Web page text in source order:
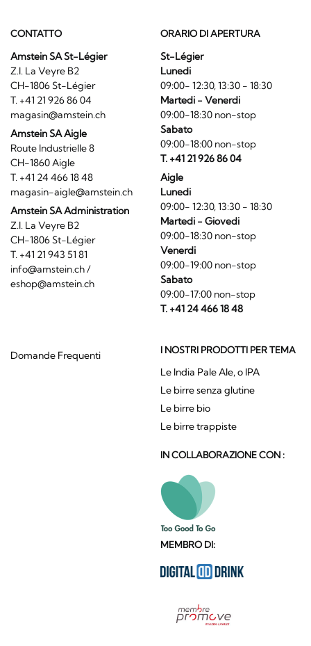
CONTATTO
Amstein SA St-Légier
Z.I. La Veyre B2
CH-1806 St-Légier
T. +41 21 926 86 04
magasin@amstein.ch
Amstein SA Aigle
Route Industrielle 8
CH-1860 Aigle
T. +41 24 466 18 48
magasin-aigle@amstein.ch
Amstein SA Administration
Z.I. La Veyre B2
CH-1806 St-Légier
T. +41 21 943 51 81
info@amstein.ch/
eshop@amstein.ch
ORARIO DI APERTURA
St-Légier
Lunedi
09:00- 12:30, 13:30 - 18:30
Martedi - Venerdi
09:00-18:30 non-stop
Sabato
09:00-18:00 non-stop
T. +41 21 926 86 04
Aigle
Lunedi
09:00- 12:30, 13:30 - 18:30
Martedi - Giovedi
09:00-18:30 non-stop
Venerdi
09:00-19:00 non-stop
Sabato
09:00-17:00 non-stop
T. +41 24 466 18 48
Domande Frequenti I NOSTRI PRODOTTI PER TEMA
Le India Pale Ale, o IPA
Le birre senza glutine
Le birre bio
Le birre trappiste
IN COLLABORAZIONE CON :
MEMBRO DI: